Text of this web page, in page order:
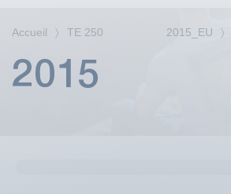
Accueil TE 250 2015_EU
2015